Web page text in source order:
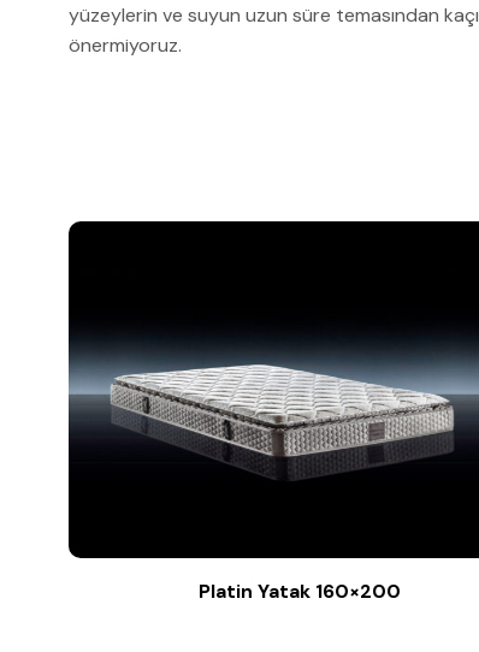
yüzeylerin ve suyun uzun süre temasından
önermiyoruz.
Platin Yatak 160×200